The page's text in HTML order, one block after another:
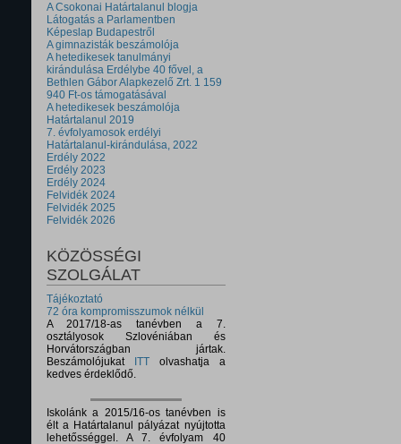
A Csokonai Határtalanul blogja
Látogatás a Parlamentben
Képeslap Budapestről
A gimnazisták beszámolója
A hetedikesek tanulmányi
kirándulása Erdélybe 40 fővel, a
Bethlen Gábor Alapkezelő Zrt. 1 159
940 Ft-os támogatásával
A hetedikesek beszámolója
Határtalanul 2019
7. évfolyamosok erdélyi
Határtalanul-kirándulása, 2022
Erdély 2022
Erdély 2023
Erdély 2024
Felvidék 2024
Felvidék 2025
Felvidék 2026
KÖZÖSSÉGI
SZOLGÁLAT
Tájékoztató
72 óra kompromisszumok nélkül
A 2017/18-as tanévben a 7.
osztályosok Szlovéniában és
Horvátországban jártak.
Beszámolójukat
ITTolvashatja a
kedves érdeklődő.
Iskolánk a 2015/16-os tanévben is
élt a Határtalanul pályázat nyújtotta
lehetősséggel. A 7. évfolyam 40